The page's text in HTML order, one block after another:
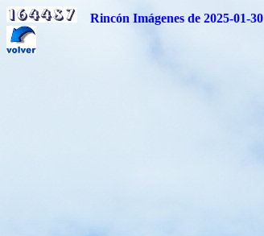
Rincón Imágenes de 2025-01-30